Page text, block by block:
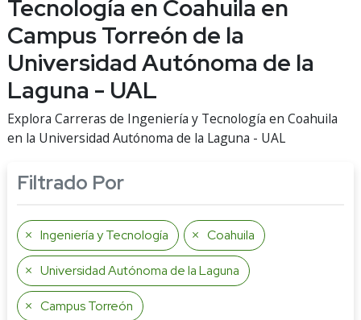
Tecnología en Coahuila en
Campus Torreón de la
Universidad Autónoma de la
Laguna - UAL
Explora Carreras de Ingeniería y Tecnología en Coahuila
en la Universidad Autónoma de la Laguna - UAL
Filtrado Por
Ingeniería y Tecnología Coahuila
Universidad Autónoma de la Laguna
Campus Torreón